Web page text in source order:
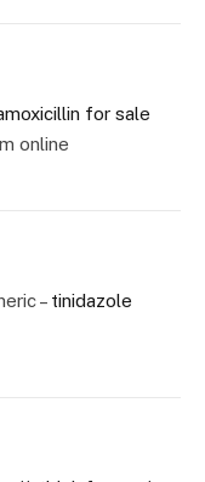
for sale
online
– tinidazole